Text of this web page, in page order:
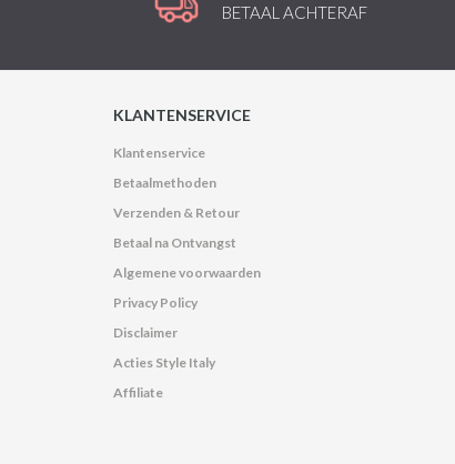
BETAAL ACHTERAF
KLANTENSERVICE
Klantenservice
Betaalmethoden
Verzenden & Retour
Betaal na Ontvangst
Algemene voorwaarden
Privacy Policy
Disclaimer
Acties Style Italy
Affiliate